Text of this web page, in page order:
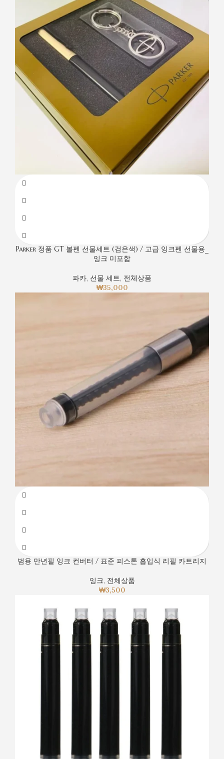
Parker 정품 GT 볼펜 선물세트 (검은색) / 고급 잉크펜 선물용_
잉크 미포함
파카, 선물 세트, 전체상품
₩35,000
범용 만년필 잉크 컨버터 / 표준 피스톤 흡입식 리필 카트리지
잉크, 전체상품
₩3,500